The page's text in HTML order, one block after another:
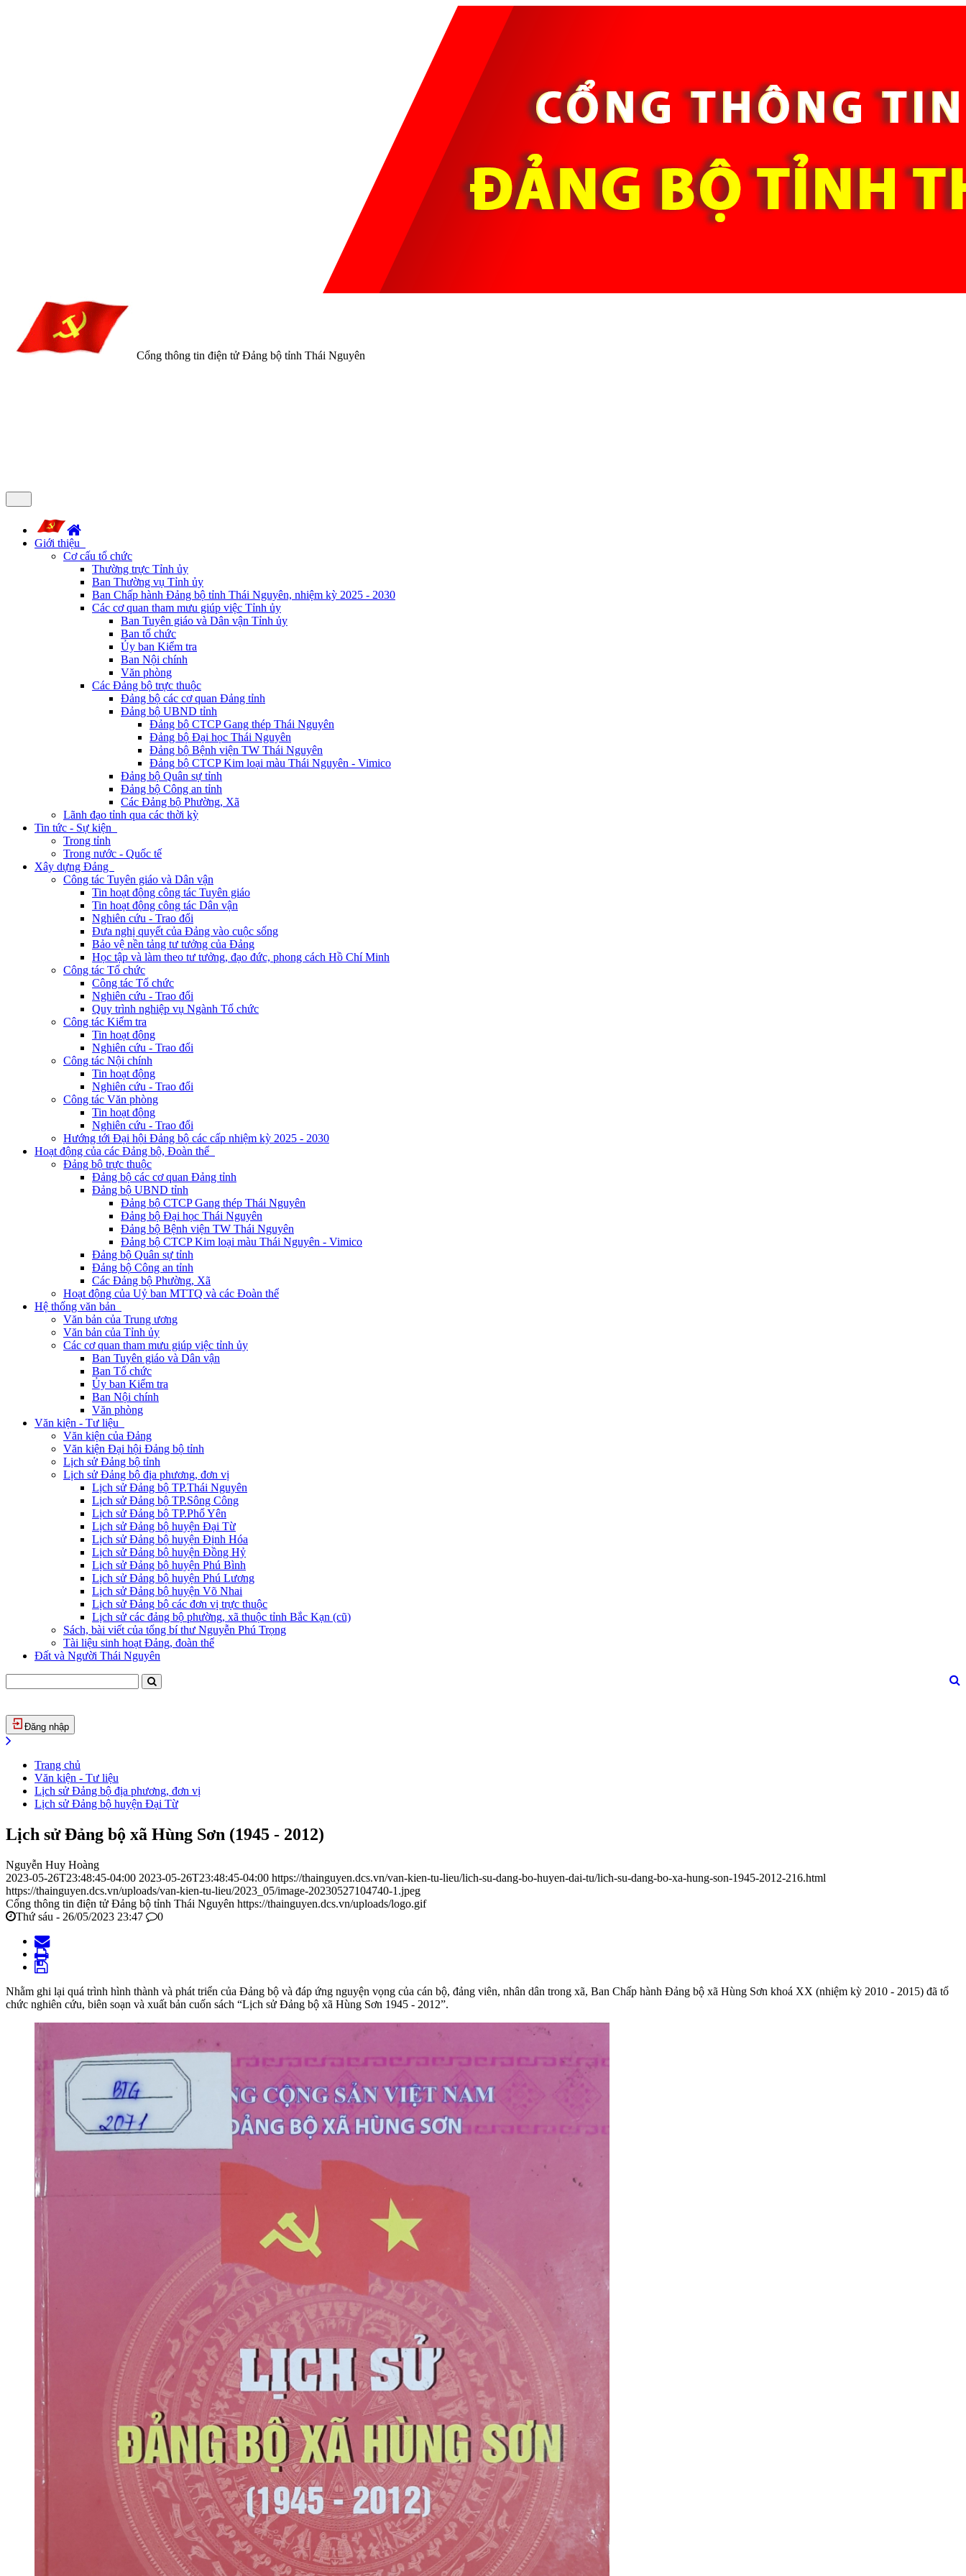
Cổng thông tin điện tử Đảng bộ tỉnh Thái Nguyên
Giới thiệu
Cơ cấu tổ chức
Thường trực Tỉnh ủy
Ban Thường vụ Tỉnh ủy
Ban Chấp hành Đảng bộ tỉnh Thái Nguyên, nhiệm kỳ 2025 - 2030
Các cơ quan tham mưu giúp việc Tỉnh ủy
Ban Tuyên giáo và Dân vận Tỉnh ủy
Ban tổ chức
Ủy ban Kiểm tra
Ban Nội chính
Văn phòng
Các Đảng bộ trực thuộc
Đảng bộ các cơ quan Đảng tỉnh
Đảng bộ UBND tỉnh
Đảng bộ CTCP Gang thép Thái Nguyên
Đảng bộ Đại học Thái Nguyên
Đảng bộ Bệnh viện TW Thái Nguyên
Đảng bộ CTCP Kim loại màu Thái Nguyên - Vimico
Đảng bộ Quân sự tỉnh
Đảng bộ Công an tỉnh
Các Đảng bộ Phường, Xã
Lãnh đạo tỉnh qua các thời kỳ
Tin tức - Sự kiện
Trong tỉnh
Trong nước - Quốc tế
Xây dựng Đảng
Công tác Tuyên giáo và Dân vận
Tin hoạt động công tác Tuyên giáo
Tin hoạt động công tác Dân vận
Nghiên cứu - Trao đổi
Đưa nghị quyết của Đảng vào cuộc sống
Bảo vệ nền tảng tư tưởng của Đảng
Học tập và làm theo tư tưởng, đạo đức, phong cách Hồ Chí Minh
Công tác Tổ chức
Công tác Tổ chức
Nghiên cứu - Trao đổi
Quy trình nghiệp vụ Ngành Tổ chức
Công tác Kiểm tra
Tin hoạt động
Nghiên cứu - Trao đổi
Công tác Nội chính
Tin hoạt động
Nghiên cứu - Trao đổi
Công tác Văn phòng
Tin hoạt động
Nghiên cứu - Trao đổi
Hướng tới Đại hội Đảng bộ các cấp nhiệm kỳ 2025 - 2030
Hoạt động của các Đảng bộ, Đoàn thể
Đảng bộ trực thuộc
Đảng bộ các cơ quan Đảng tỉnh
Đảng bộ UBND tỉnh
Đảng bộ CTCP Gang thép Thái Nguyên
Đảng bộ Đại học Thái Nguyên
Đảng bộ Bệnh viện TW Thái Nguyên
Đảng bộ CTCP Kim loại màu Thái Nguyên - Vimico
Đảng bộ Quân sự tỉnh
Đảng bộ Công an tỉnh
Các Đảng bộ Phường, Xã
Hoạt động của Uỷ ban MTTQ và các Đoàn thể
Hệ thống văn bản
Văn bản của Trung ương
Văn bản của Tỉnh ủy
Các cơ quan tham mưu giúp việc tỉnh ủy
Ban Tuyên giáo và Dân vận
Ban Tổ chức
Ủy ban Kiểm tra
Ban Nội chính
Văn phòng
Văn kiện - Tư liệu
Văn kiện của Đảng
Văn kiện Đại hội Đảng bộ tỉnh
Lịch sử Đảng bộ tỉnh
Lịch sử Đảng bộ địa phương, đơn vị
Lịch sử Đảng bộ TP.Thái Nguyên
Lịch sử Đảng bộ TP.Sông Công
Lịch sử Đảng bộ TP.Phổ Yên
Lịch sử Đảng bộ huyện Đại Từ
Lịch sử Đảng bộ huyện Định Hóa
Lịch sử Đảng bộ huyện Đồng Hỷ
Lịch sử Đảng bộ huyện Phú Bình
Lịch sử Đảng bộ huyện Phú Lương
Lịch sử Đảng bộ huyện Võ Nhai
Lịch sử Đảng bộ các đơn vị trực thuộc
Lịch sử các đảng bộ phường, xã thuộc tỉnh Bắc Kạn (cũ)
Sách, bài viết của tổng bí thư Nguyễn Phú Trọng
Tài liệu sinh hoạt Đảng, đoàn thể
Đất và Người Thái Nguyên
Đăng nhập
Trang chủ
Văn kiện - Tư liệu
Lịch sử Đảng bộ địa phương, đơn vị
Lịch sử Đảng bộ huyện Đại Từ
Lịch sử Đảng bộ xã Hùng Sơn (1945 - 2012)
Nguyễn Huy Hoàng
2023-05-26T23:48:45-04:00 2023-05-26T23:48:45-04:00 https://thainguyen.dcs.vn/van-kien-tu-lieu/lich-su-dang-bo-huyen-dai-tu/lich-su-dang-bo-xa-hung-son-1945-2012-216.html
https://thainguyen.dcs.vn/uploads/van-kien-tu-lieu/2023_05/image-20230527104740-1.jpeg
Cổng thông tin điện tử Đảng bộ tỉnh Thái Nguyên https://thainguyen.dcs.vn/uploads/logo.gif
Thứ sáu - 26/05/2023 23:47
0
Nhằm ghi lại quá trình hình thành và phát triển của Đảng bộ và đáp ứng nguyện vọng của cán bộ, đảng viên, nhân dân trong xã, Ban Chấp hành Đảng bộ xã Hùng Sơn khoá XX (nhiệm kỳ 2010 - 2015) đã tổ
chức nghiên cứu, biên soạn và xuất bản cuốn sách “Lịch sử Đảng bộ xã Hùng Sơn 1945 - 2012”.